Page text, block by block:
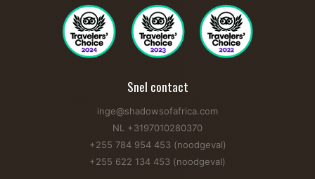
Snel contact
inge@shadowsofafrica.com
NL +3197010280370
+255 784 954 453 (noodgeval)
+255 622 134 453 (noodgeval)